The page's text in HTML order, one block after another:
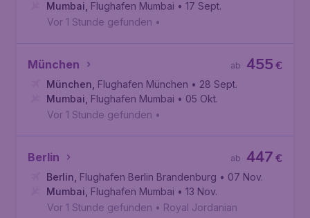
Mumbai Flughafen Mumbai • 17 Sept.
Vor 1 Stunde gefunden •
München €
455
ab
München Flughafen München • 28 Sept.
Mumbai Flughafen Mumbai • 05 Okt.
Vor 1 Stunde gefunden •
Berlin €
447
ab
Berlin Flughafen Berlin Brandenburg • 07 Nov.
Mumbai Flughafen Mumbai • 13 Nov.
Vor 1 Stunde gefunden • Royal Jordanian